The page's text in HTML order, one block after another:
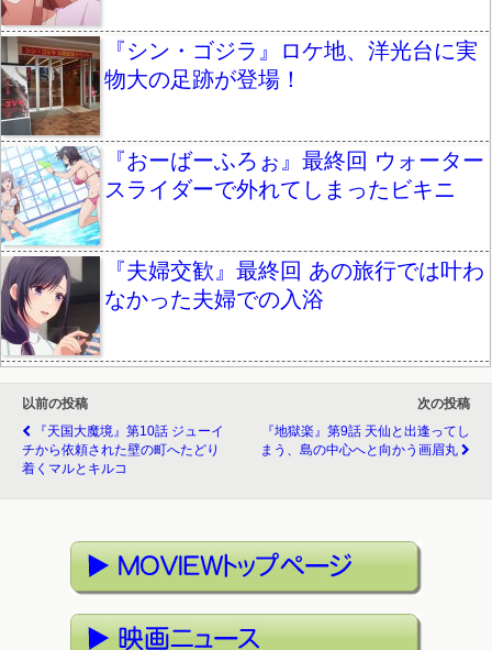
『シン・ゴジラ』ロケ地、洋光台に実
物大の足跡が登場！
『おーばーふろぉ』最終回 ウォーター
スライダーで外れてしまったビキニ
『夫婦交歓』最終回 あの旅行では叶わ
なかった夫婦での入浴
以前の投稿
『天国大魔境』第10話 ジューイ
チから依頼された壁の町へたどり
着くマルとキルコ
次の投稿
『地獄楽』第9話 天仙と出逢ってし
まう、島の中心へと向かう画眉丸